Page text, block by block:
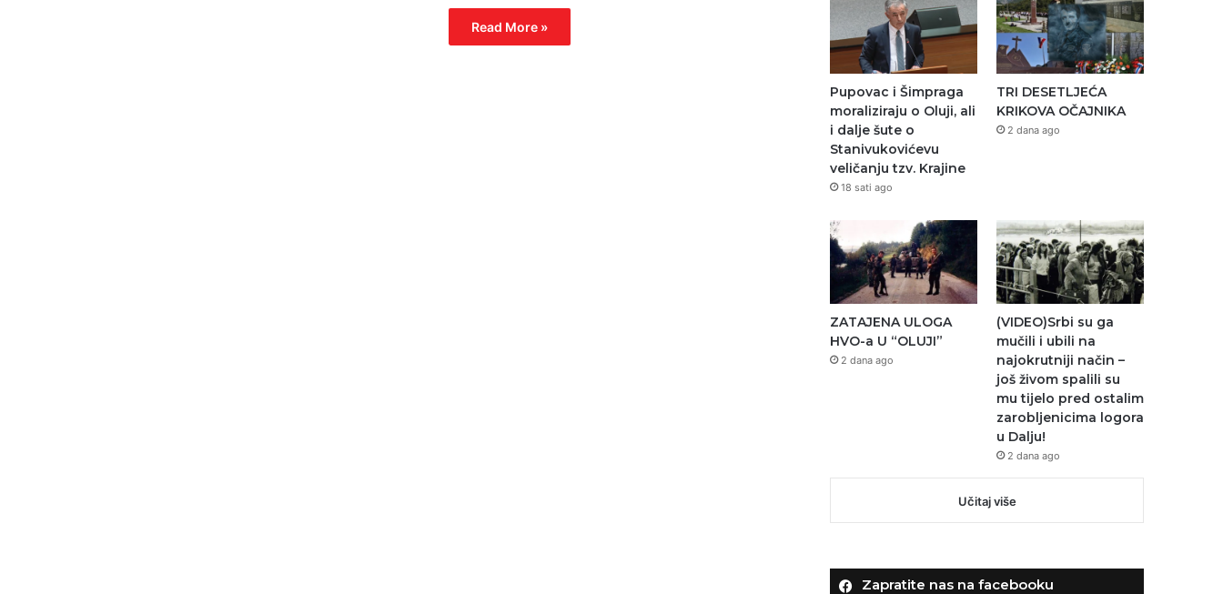
Read More »
Pupovac i Šimpraga
moraliziraju o Oluji, ali
i dalje šute o
Stanivukovićevu
veličanju tzv. Krajine
18 sati ago
TRI DESETLJEĆA
KRIKOVA OČAJNIKA
2 dana ago
ZATAJENA ULOGA
HVO-a U “OLUJI”
2 dana ago
(VIDEO)Srbi su ga
mučili i ubili na
najokrutniji način –
još živom spalili su
mu tijelo pred ostalim
zarobljenicima logora
u Dalju!
2 dana ago
Učitaj više
Zapratite nas na facebooku